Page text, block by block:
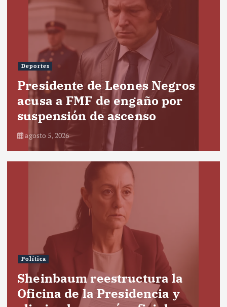
Deportes
Presidente de Leones Negros
acusa a FMF de engaño por
suspensión de ascenso
agosto 5, 2026
Política
Sheinbaum reestructura la
Oficina de la Presidencia y